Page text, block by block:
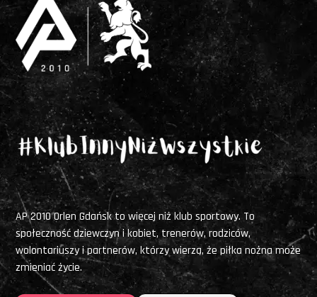
AP 2010 Orlen Gdańsk to więcej niż klub sportowy. To
społeczność dziewczyn i kobiet, trenerów, rodziców,
wolontariuszy i partnerów, którzy wierzą, że piłka nożna może
zmieniać życie.